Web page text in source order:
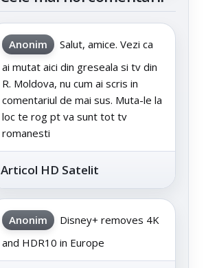
Anonim
Salut, amice. Vezi ca
ai mutat aici din greseala si tv din
R. Moldova, nu cum ai scris in
comentariul de mai sus. Muta-le la
loc te rog pt va sunt tot tv
romanesti
Articol HD Satelit
Anonim
Disney+ removes 4K
and HDR10 in Europe